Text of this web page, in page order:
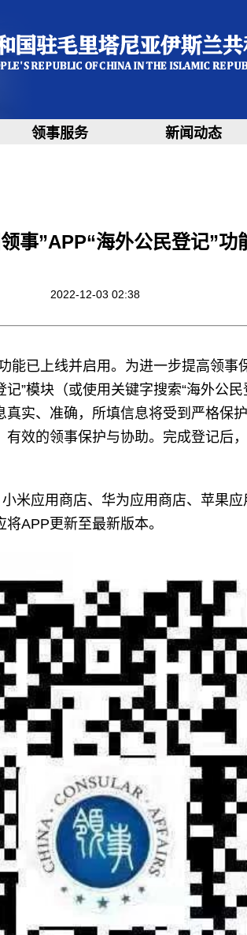
领事服务 新闻动态
事”APP“海外公民登记”功
2022-12-03 02:38
能已上线并启用。为进一步提高领
记”模块（或使用关键字搜索“海外公
实、准确，所填信息将受到严格保
效的领事保护与协助。完成登记后
米应用商店、华为应用商店、苹果
APP更新至最新版本。